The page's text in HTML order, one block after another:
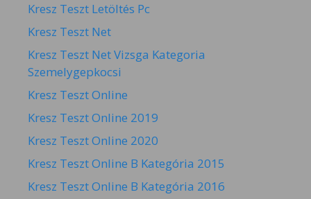
Kresz Teszt Letöltés Pc
Kresz Teszt Net
Kresz Teszt Net Vizsga Kategoria
Szemelygepkocsi
Kresz Teszt Online
Kresz Teszt Online 2019
Kresz Teszt Online 2020
Kresz Teszt Online B Kategória 2015
Kresz Teszt Online B Kategória 2016